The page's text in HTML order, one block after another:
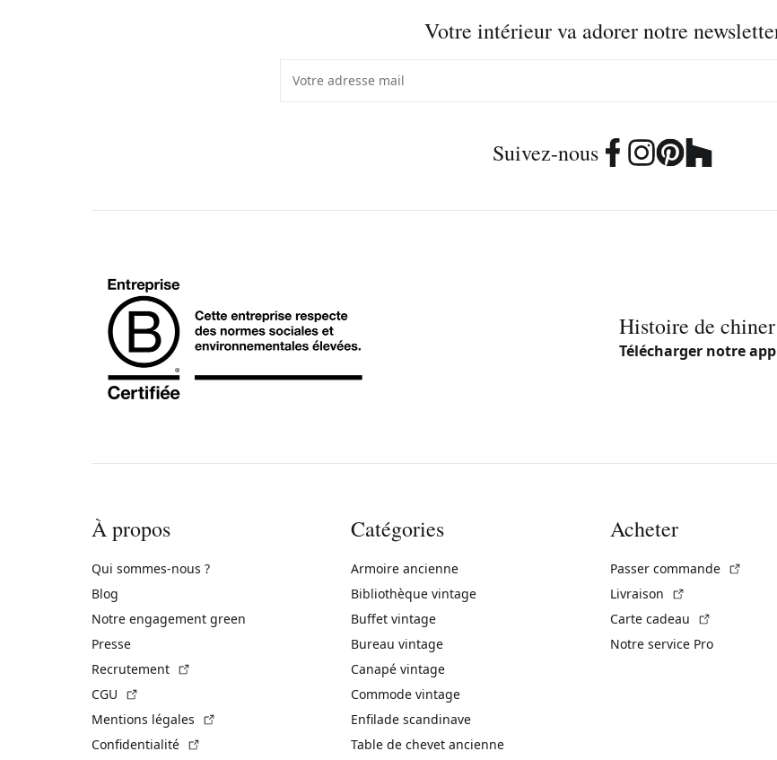
Votre intérieur va adorer notre
Suivez-nous
Histoire de
Télécharger notre
À propos
Qui sommes-nous ?
Blog
Notre engagement green
Presse
Recrutement
CGU
Mentions légales
Confidentialité
Catégories
Armoire ancienne
Bibliothèque vintage
Buffet vintage
Bureau vintage
Canapé vintage
Commode vintage
Enfilade scandinave
Table de chevet ancienne
Acheter
Passer commande
Livraison
Carte cadeau
Notre service Pro